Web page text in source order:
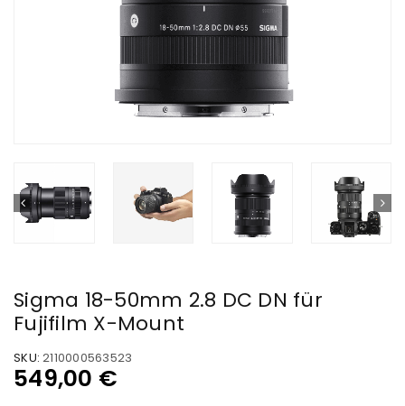
Sigma 18-50mm 2.8 DC DN für
Fujifilm X-Mount
SKU: 2110000563523
549,00 €